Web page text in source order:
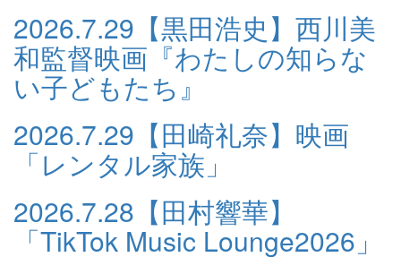
2026.7.29 【黒田浩史】西川美
和監督映画『わたしの知らな
い子どもたち』
2026.7.29 【田崎礼奈】映画
「レンタル家族」
2026.7.28 【田村響華】
「TikTok Music Lounge2026」